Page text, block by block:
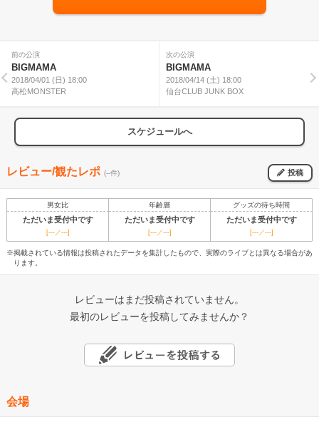
前の公演
BIGMAMA
2018/04/01 (日) 18:00
高松MONSTER
次の公演
BIGMAMA
2018/04/14 (土) 18:00
仙台CLUB JUNK BOX
スケジュールへ
レビュー/観たレポ (--件) 投稿
男女比 年齢層 グッズの待ち時間
ただいま受付中です ただいま受付中です ただいま受付中です
[---／---] [---／---] [---／---]
※掲載されている情報は投稿されたデータを集計したもので、実際のライブとは異なる場合があ
ります。
レビューはまだ投稿されていません。
最初のレビューを投稿してみませんか？
会場